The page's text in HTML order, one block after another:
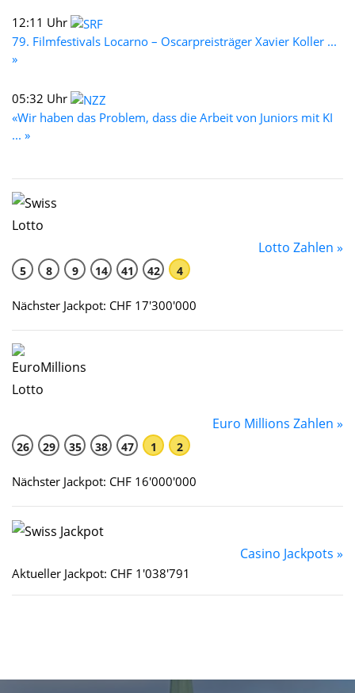
12:11 Uhr
79. Filmfestivals Locarno – Oscarpreisträger Xavier Koller ...
»
05:32 Uhr
«Wir haben das Problem, dass die Arbeit von Juniors mit KI
... »
Lotto Zahlen »
5 8 9 14 41 42 4
Nächster Jackpot: CHF 17'300'000
Euro Millions Zahlen »
26 29 35 38 47 1 2
Nächster Jackpot: CHF 16'000'000
Casino Jackpots »
Aktueller Jackpot: CHF 1'038'791